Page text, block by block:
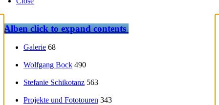
Albenclick to expand contents
Galerie 68
Wolfgang Bock 490
Stefanie Schikotanz 563
Projekte und Fototouren 343